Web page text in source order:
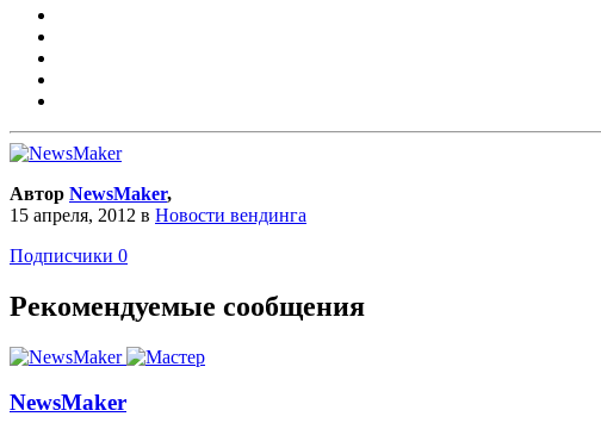
Автор NewsMaker,
15 апреля, 2012 в Новости вендинга
Подписчики 0
Рекомендуемые сообщения
NewsMaker